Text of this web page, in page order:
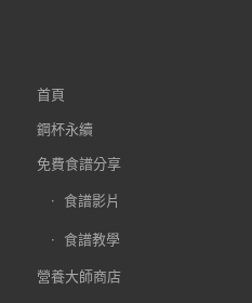
首頁
鋼杯永續
免費食譜分享
食譜影片
食譜教學
營養大師商店